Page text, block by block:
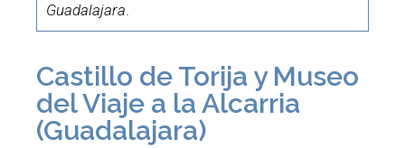
Guadalajara
Castillo de Torija y Museo
del Viaje a la Alcarria
(Guadalajara)